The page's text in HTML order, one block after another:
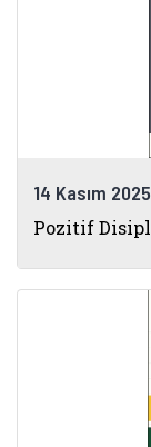
14 Kasım
Pozitif